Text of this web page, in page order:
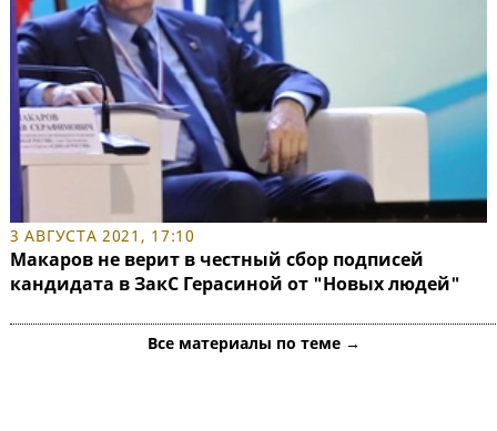
3 АВГУСТА 2021, 17:10
Макаров не верит в честный сбор подписей
кандидата в ЗакС Герасиной от "Новых людей"
Все материалы по теме →